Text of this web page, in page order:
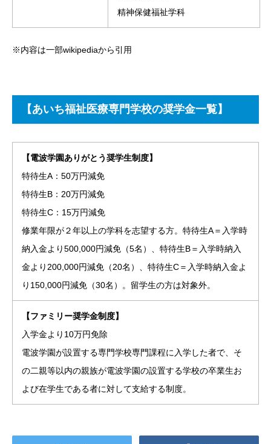
精神保健福祉学科
※内容は一部wikipediaから引用
【あいち福祉医療専門学校の奨学金一覧】
【電波学園ありがとう奨学生制度】
特待生A：50万円減免
特待生B：20万円減免
特待生C：15万円減免
修業年限が２年以上の学科を志望する方。特待生A＝入学時
納入金より500,000円減免（5名）、特待生B＝入学時納入
金より200,000円減免（20名）、特待生C＝入学時納入金よ
り150,000円減免（30名）。留学生の方は対象外。
【ファミリー奨学金制度】
入学金より10万円免除
電波学園が設置する専門学校専門課程に入学した者で、そ
の二親等以内の親族が電波学園の設置する学校の卒業生お
よび在学生である者に対して支給する制度。